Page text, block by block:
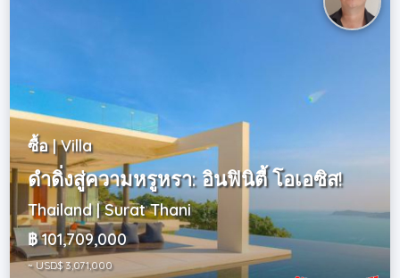
ซื้อ | Villa
ดำดิ่งสู่ความหรูหรา: อินฟินิตี้ โอเอซิส!
Thailand | Surat Thani
฿ 101,709,000
~ USD$ 3,071,000